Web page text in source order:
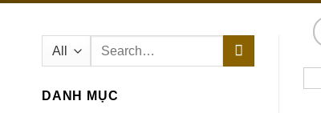
Search
DANH MỤC